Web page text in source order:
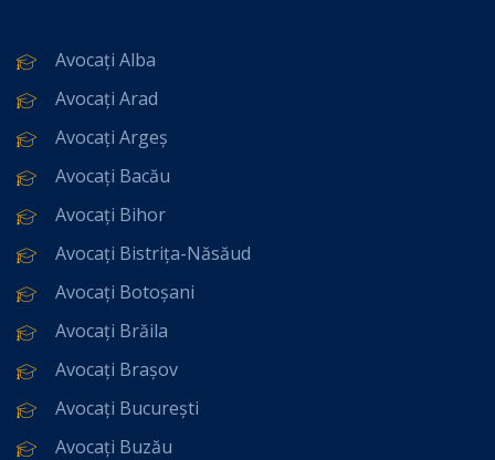
Avocați Alba
Avocați Arad
Avocați Argeș
Avocați Bacău
Avocați Bihor
Avocați Bistrița-Năsăud
Avocați Botoșani
Avocați Brăila
Avocați Brașov
Avocați București
Avocați Buzău